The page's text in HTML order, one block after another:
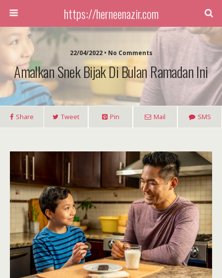
https://herneenazir.com
22/04/2022 • No Comments
Amalkan Snek Bijak Di Bulan Ramadan Ini
Share Tweet Pin Mail SMS